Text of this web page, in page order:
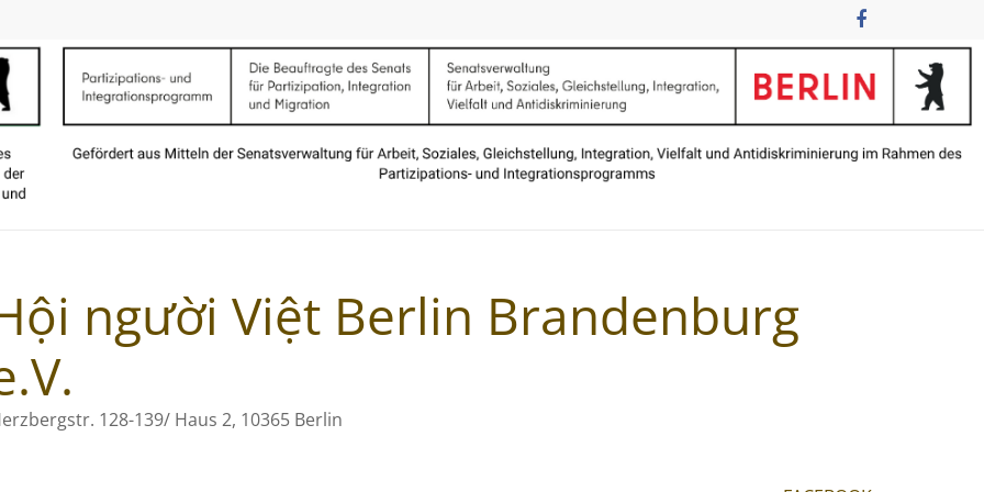
người Việt Berlin Brandenburg
128-139/ Haus 2, 10365 Berlin